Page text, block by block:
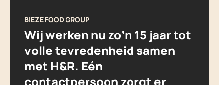
BIEZE FOOD GROUP
Wij werken nu zo’n 15 jaar tot
volle tevredenheid samen
met H&R. Eén
contactpersoon zorgt er